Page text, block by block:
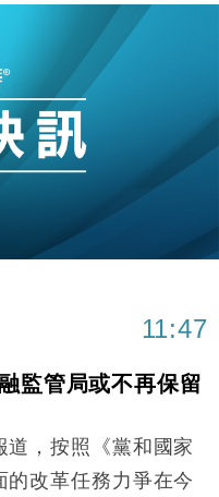
11:47
監管局或不再保留
道，按照《黨和國家
改革任務力爭在今